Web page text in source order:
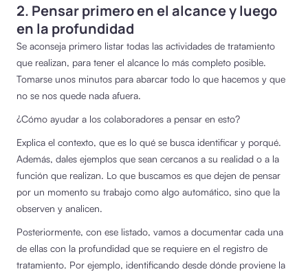
2. Pensar primero en el alcance y luego
en la profundidad
Se aconseja primero listar todas las actividades de tratamiento
que realizan, para tener el alcance lo más completo posible.
Tomarse unos minutos para abarcar todo lo que hacemos y que
no se nos quede nada afuera.
¿Cómo ayudar a los colaboradores a pensar en esto?
Explica el contexto, que es lo qué se busca identificar y porqué.
Además, dales ejemplos que sean cercanos a su realidad o a la
función que realizan. Lo que buscamos es que dejen de pensar
por un momento su trabajo como algo automático, sino que la
observen y analicen.
Posteriormente, con ese listado, vamos a documentar cada una
de ellas con la profundidad que se requiere en el registro de
tratamiento. Por ejemplo, identificando desde dónde proviene la